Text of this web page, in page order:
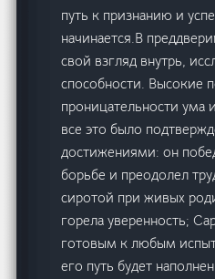
путь к признанию и
начинается.В
свой взгляд внутрь,
способности. Высокие
проницательности ума
все это было
достижениями: он
борьбе и преодолел
сиротой при живых
горела уверенность;
готовым к любым
его путь будет